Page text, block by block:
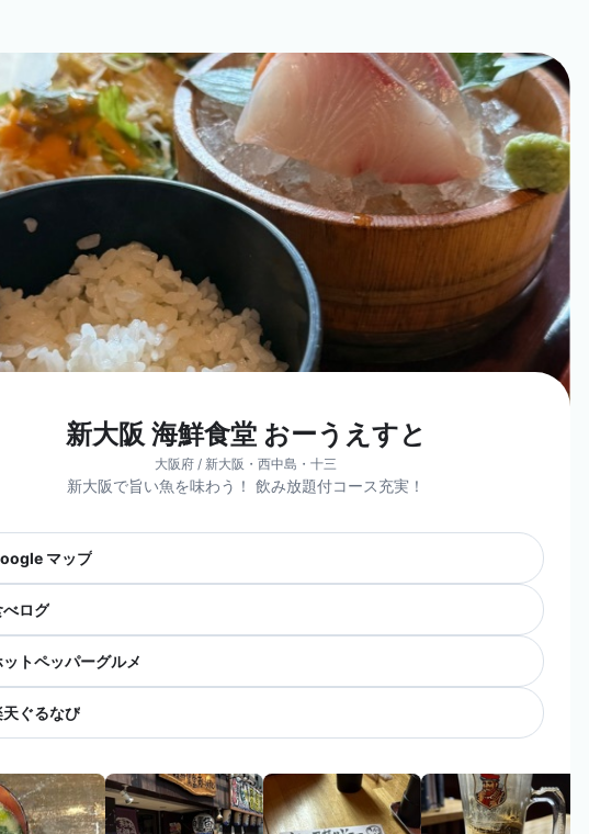
新大阪 海鮮食堂 おーうえすと
大阪府 / 新大阪・西中島・十三
新大阪で旨い魚を味わう！ 飲み放題付コース充実！
マップ
べログ
ットペッパーグルメ
天ぐるなび